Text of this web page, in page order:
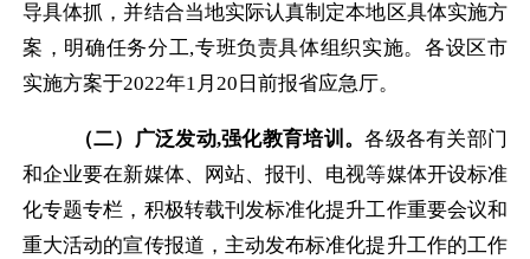
导具体抓，并结合当地实际认真制定本地区具体实施方
案，明确任务分工,专班负责具体组织实施。各设区市
实施方案于2022年1 月 20 日前报省应急厅。
（二）广泛发动,强化教育培训。各级各有关部门
和企业要在新媒体、网站、报刊、电视等媒体开设标准
化专题专栏，积极转载刊发标准化提升工作重要会议和
重大活动的宣传报道，主动发布标准化提升工作的工作